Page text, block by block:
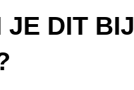
JE DIT BIJ